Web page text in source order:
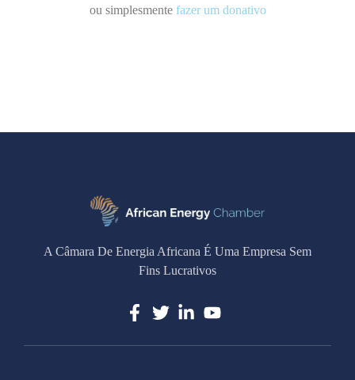
ou simplesmente fazer um donativo
A Câmara De Energia Africana É Uma Empresa Sem
Fins Lucrativos